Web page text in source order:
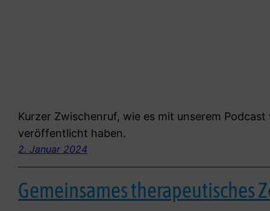
Kurzer Zwischenruf, wie es mit unserem
veröffentlicht haben.
2. Januar 2024
Gemeinsames therapeutisches